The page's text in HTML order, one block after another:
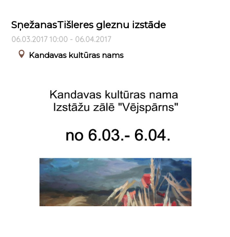
SņežanasTišleres gleznu izstāde
06.03.2017 10:00 - 06.04.2017
Kandavas kultūras nams